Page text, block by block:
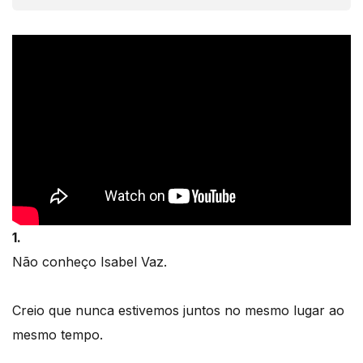
1.
Não conheço Isabel Vaz.
Creio que nunca estivemos juntos no mesmo lugar ao
mesmo tempo.